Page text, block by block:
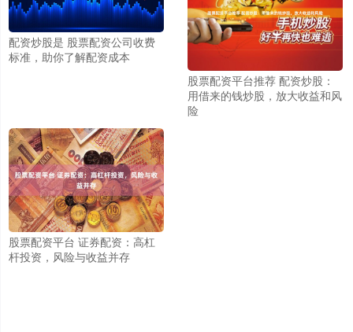
配资炒股是 股票配资公司收费
标准，助你了解配资成本
股票配资平台推荐 配资炒股：
用借来的钱炒股，放大收益和风
险
股票配资平台 证券配资：高杠
杆投资，风险与收益并存